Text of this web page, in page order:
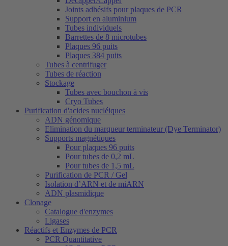
Joints adhésifs pour plaques de PCR
Support en aluminium
Tubes individuels
Barrettes de 8 microtubes
Plaques 96 puits
Plaques 384 puits
Tubes à centrifuger
Tubes de réaction
Stockage
Tubes avec bouchon à vis
Cryo Tubes
Purification d'acides nucléiques
ADN génomique
Elimination du marqueur terminateur (Dye Terminator)
Supports magnétiques
Pour plaques 96 puits
Pour tubes de 0,2 mL
Pour tubes de 1,5 mL
Purification de PCR / Gel
Isolation d’ARN et de miARN
ADN plasmidique
Clonage
Catalogue d'enzymes
Ligases
Réactifs et Enzymes de PCR
PCR Quantitative